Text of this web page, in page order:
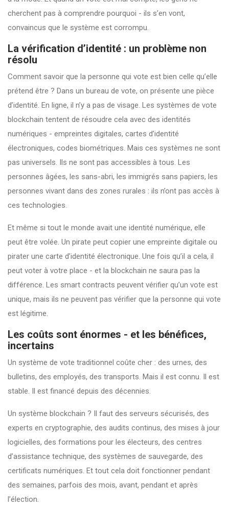
cherchent pas à comprendre pourquoi - ils s’en vont,
convaincus que le système est corrompu.
La vérification d’identité : un problème non
résolu
Comment savoir que la personne qui vote est bien celle qu’elle
prétend être ? Dans un bureau de vote, on présente une pièce
d’identité. En ligne, il n’y a pas de visage. Les systèmes de vote
blockchain tentent de résoudre cela avec des identités
numériques - empreintes digitales, cartes d’identité
électroniques, codes biométriques. Mais ces systèmes ne sont
pas universels. Ils ne sont pas accessibles à tous. Les
personnes âgées, les sans-abri, les immigrés sans papiers, les
personnes vivant dans des zones rurales : ils n’ont pas accès à
ces technologies.
Et même si tout le monde avait une identité numérique, elle
peut être volée. Un pirate peut copier une empreinte digitale ou
pirater une carte d’identité électronique. Une fois qu’il a cela, il
peut voter à votre place - et la blockchain ne saura pas la
différence. Les smart contracts peuvent vérifier qu’un vote est
unique, mais ils ne peuvent pas vérifier que la personne qui vote
est légitime.
Les coûts sont énormes - et les bénéfices,
incertains
Un système de vote traditionnel coûte cher : des urnes, des
bulletins, des employés, des transports. Mais il est connu. Il est
stable. Il est financé depuis des décennies.
Un système blockchain ? Il faut des serveurs sécurisés, des
experts en cryptographie, des audits continus, des mises à jour
logicielles, des formations pour les électeurs, des centres
d’assistance technique, des systèmes de sauvegarde, des
certificats numériques. Et tout cela doit fonctionner pendant
des semaines, parfois des mois, avant, pendant et après
l’élection.